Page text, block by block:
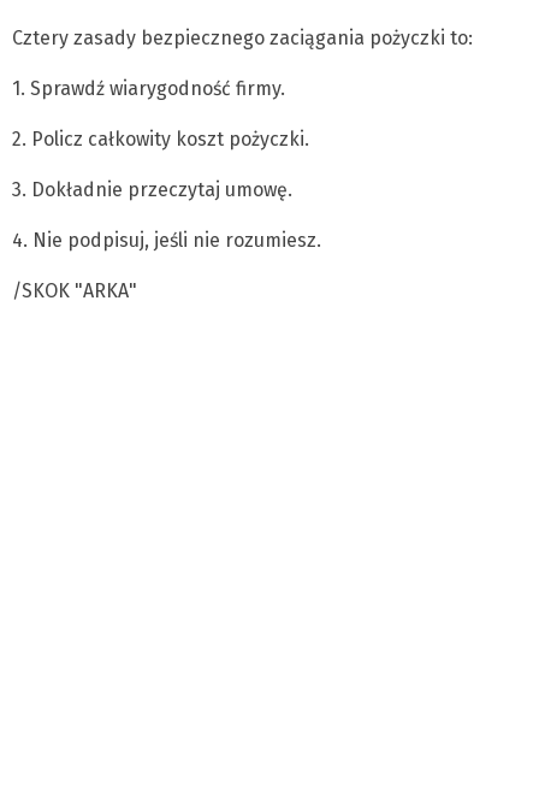
Cztery zasady bezpiecznego zaciągania pożyczki to:
1. Sprawdź wiarygodność firmy.
2. Policz całkowity koszt pożyczki.
3. Dokładnie przeczytaj umowę.
4. Nie podpisuj, jeśli nie rozumiesz.
/SKOK "ARKA"